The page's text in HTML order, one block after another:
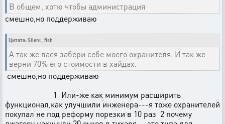
В общем, хотю чтобы администрация
смешно,но поддерживаю
Цитата: Silent_fish
А так же вася забери себе моего охранителя. И так же
верни 70% его стоимости в хайдах.
смешно,но поддерживаю
1 Или-же как минимум расширить
функционал,как улучшили инженера---я тоже охранителей
покупал не под реформу порезки в 10 раз 2 почему